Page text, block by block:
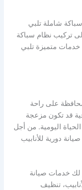
شاملة تلبي
تركيب نظام سباكة
خدمات متميزة تلبي
على راحة
قد تكون مزعجة
اليومية. من أجل
دورية للأنابيب
لك خدمات صيانة
تنظيف